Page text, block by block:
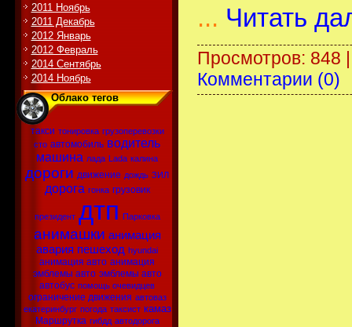
2011 Ноябрь
2011 Декабрь
2012 Январь
2012 Февраль
2014 Сентябрь
2014 Ноябрь
Облако тегов
такси тонировка грузоперевозки
сто автомобиль водитель
машина лада Lada калина
дороги движение дождь ЗИЛ
дорога гонка грузовик
президент дтп Парковка
анимашки анимация
авария пешеход hyundai
анимация авто анимация
эмблемы авто эмблемы авто
автобус помощь очевидцев
ограничение движения автоваз
екатеринбург погода таксист камаз
Маршрутка гибдд автодорога
... Читать
Просмотров: 848
Комментарии (0)